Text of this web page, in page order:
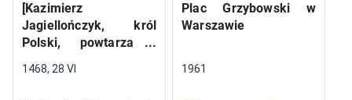
[Kazimierz
Jagiellończyk, król
Polski, powtarza i
wystawiony w Lublinie,
1468, 28 VI
Plac Grzybowski w
Warszawie
1961